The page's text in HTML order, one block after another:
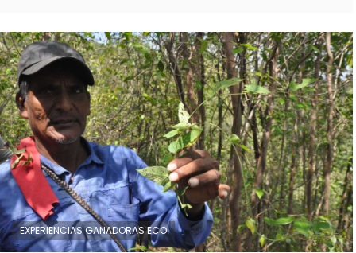
EXPERIENCIAS GANADORAS ECO